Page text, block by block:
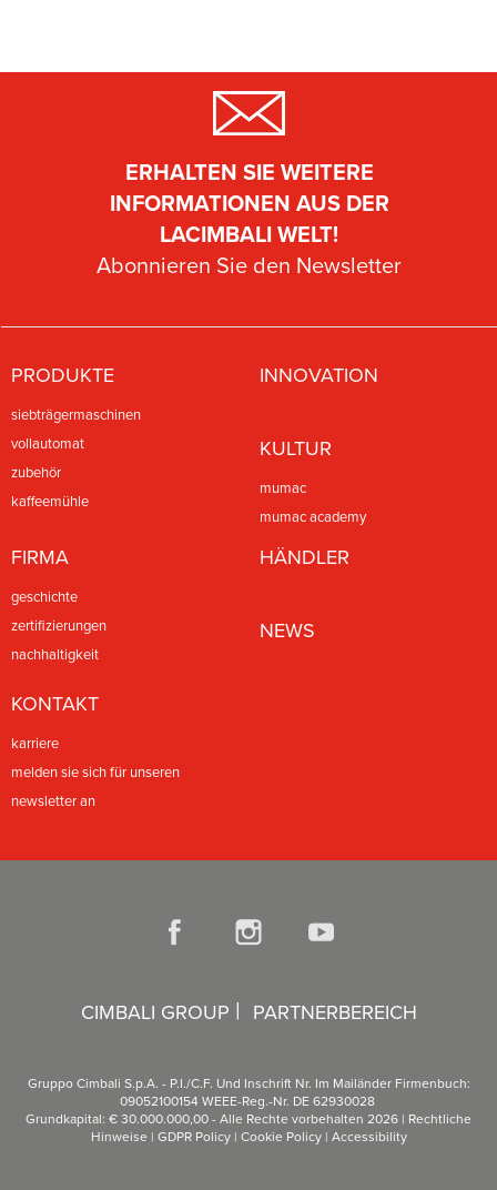
ERHALTEN SIE WEITERE
INFORMATIONEN AUS DER
LACIMBALI WELT!
Abonnieren Sie den Newsletter
PRODUKTE
siebträgermaschinen
vollautomat
zubehör
kaffeemühle
INNOVATION
KULTUR
mumac
mumac academy
FIRMA
geschichte
zertifizierungen
nachhaltigkeit
HÄNDLER
NEWS
KONTAKT
karriere
melden sie sich für unseren
newsletter an
CIMBALI GROUP | PARTNERBEREICH
Gruppo Cimbali S.p.A. - P.I./C.F. Und Inschrift Nr. Im Mailänder Firmenbuch:
09052100154 WEEE-Reg.-Nr. DE 62930028
Grundkapital: € 30.000.000,00 - Alle Rechte vorbehalten 2026 | Rechtliche
Hinweise | GDPR Policy| Cookie Policy| Accessibility